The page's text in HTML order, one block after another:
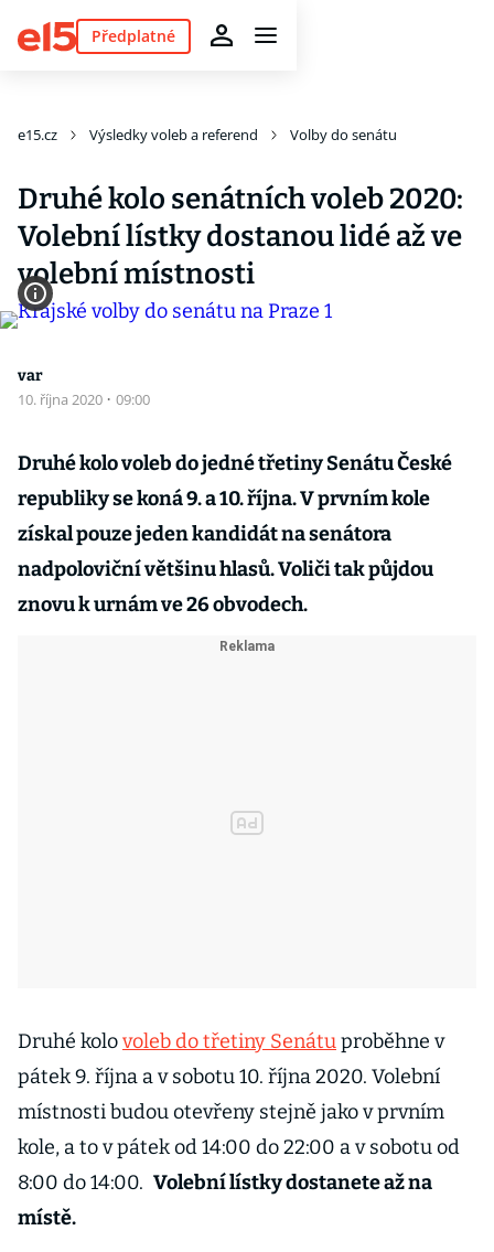
Předplatné
e15.cz Výsledky voleb a referend Volby do senátu
Druhé kolo senátních voleb 2020:
Volební lístky dostanou lidé až ve
volební místnosti
var
10. října 2020 · 09:00
Druhé kolo voleb do jedné třetiny Senátu České
republiky se koná 9. a 10. října. V prvním kole
získal pouze jeden kandidát na senátora
nadpoloviční většinu hlasů. Voliči tak půjdou
znovu k urnám ve 26 obvodech.
Druhé kolovoleb do třetiny Senátuproběhne v
pátek 9. října a v sobotu 10. října 2020. Volební
místnosti budou otevřeny stejně jako v prvním
kole, a to v pátek od 14:00 do 22:00 a v sobotu od
8:00 do 14:00. Volební lístky dostanete až na
místě.